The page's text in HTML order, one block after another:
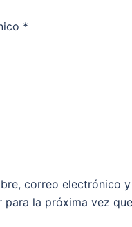
*
correo electrónico
para la próxima vez que